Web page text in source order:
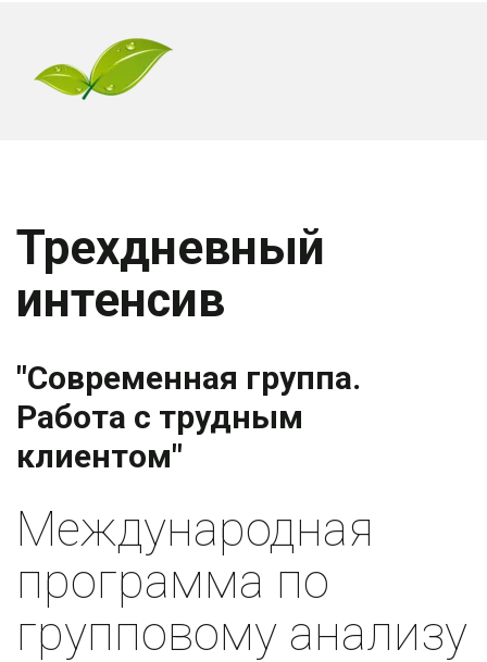
Трехдневный
интенсив
"Современная группа.
Работа с трудным
клиентом"
Международная
программа по
групповому анализу